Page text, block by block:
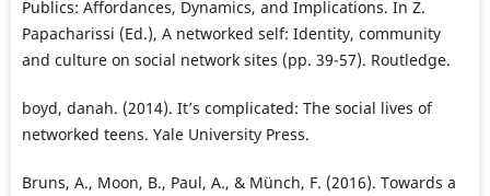
Publics: Affordances, Dynamics, and Implications. In Z.
Papacharissi (Ed.), A networked self: Identity, community
and culture on social network sites (pp. 39-57). Routledge.
boyd, danah. (2014). It’s complicated: The social lives of
networked teens. Yale University Press.
Bruns, A., Moon, B., Paul, A., & Münch, F. (2016). Towards a